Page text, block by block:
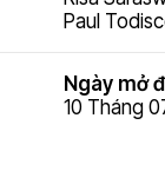
Paul
Ngày mở
10 Tháng